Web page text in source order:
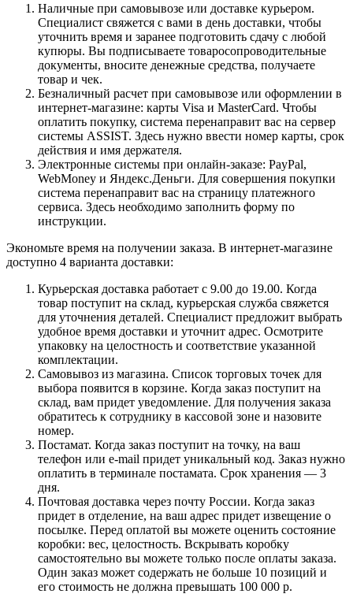
Наличные при самовывозе или доставке курьером.
Специалист свяжется с вами в день доставки, чтобы
уточнить время и заранее подготовить сдачу с любой
купюры. Вы подписываете товаросопроводительные
документы, вносите денежные средства, получаете
товар и чек.
Безналичный расчет при самовывозе или оформлении в
интернет-магазине: карты Visa и MasterCard. Чтобы
оплатить покупку, система перенаправит вас на сервер
системы ASSIST. Здесь нужно ввести номер карты, срок
действия и имя держателя.
Электронные системы при онлайн-заказе: PayPal,
WebMoney и Яндекс.Деньги. Для совершения покупки
система перенаправит вас на страницу платежного
сервиса. Здесь необходимо заполнить форму по
инструкции.
Экономьте время на получении заказа. В интернет-магазине
доступно 4 варианта доставки:
Курьерская доставка работает с 9.00 до 19.00. Когда
товар поступит на склад, курьерская служба свяжется
для уточнения деталей. Специалист предложит выбрать
удобное время доставки и уточнит адрес. Осмотрите
упаковку на целостность и соответствие указанной
комплектации.
Самовывоз из магазина. Список торговых точек для
выбора появится в корзине. Когда заказ поступит на
склад, вам придет уведомление. Для получения заказа
обратитесь к сотруднику в кассовой зоне и назовите
номер.
Постамат. Когда заказ поступит на точку, на ваш
телефон или e-mail придет уникальный код. Заказ нужно
оплатить в терминале постамата. Срок хранения — 3
дня.
Почтовая доставка через почту России. Когда заказ
придет в отделение, на ваш адрес придет извещение о
посылке. Перед оплатой вы можете оценить состояние
коробки: вес, целостность. Вскрывать коробку
самостоятельно вы можете только после оплаты заказа.
Один заказ может содержать не больше 10 позиций и
его стоимость не должна превышать 100 000 р.